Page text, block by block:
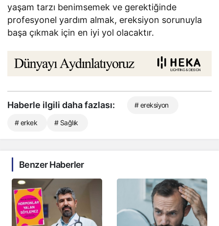
yaşam tarzı benimsemek ve gerektiğinde
profesyonel yardım almak, ereksiyon sorunuyla
başa çıkmak için en iyi yol olacaktır.
Haberle ilgili daha fazlası: # ereksiyon
# erkek # Sağlık
Benzer Haberler